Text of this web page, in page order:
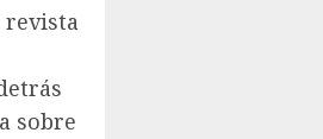
revista
sobre